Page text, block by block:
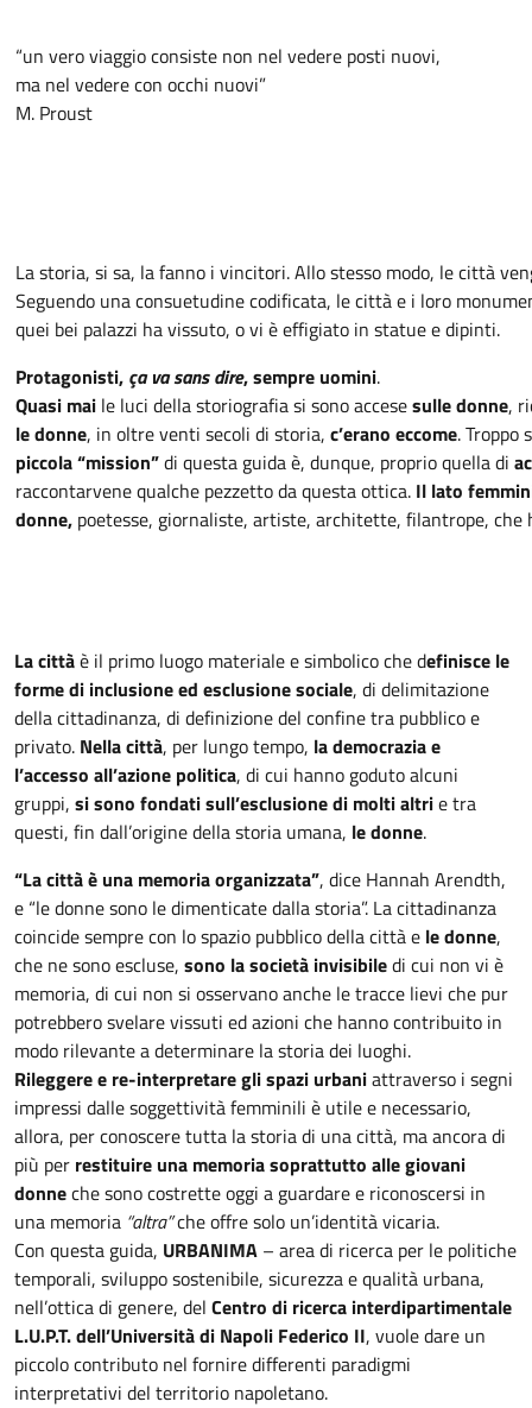
“un vero viaggio consiste non nel vedere posti nuovi,
ma nel vedere con occhi nuovi”
M. Proust
La storia, si sa, la fanno i vincitori. Allo stesso modo, le città
Seguendo una consuetudine codificata, le città e i loro
quei bei palazzi ha vissuto, o vi è effigiato in statue e dipinti.
Protagonisti, ça va sans dire, sempre uomini.
Quasi mai le luci della storiografia si sono accesesulle donne,
le donne, in oltre venti secoli di storia, c’erano eccome. Troppo
piccola “mission”di questa guida è, dunque, proprio quella di
raccontarvene qualche pezzetto da questa ottica. Il lato
donne, poetesse, giornaliste, artiste, architette, filantrope,
La cittàè il primo luogo materiale e simbolico che definisce le
forme di inclusione ed esclusione sociale, di delimitazione
della cittadinanza, di definizione del confine tra pubblico e
privato. Nella città, per lungo tempo, la democrazia e
l’accesso all’azione politica, di cui hanno goduto alcuni
gruppi, si sono fondati sull’esclusione di molti altrie tra
questi, fin dall’origine della storia umana, le donne.
“La città è una memoria organizzata”, dice Hannah Arendth,
e “le donne sono le dimenticate dalla storia”. La cittadinanza
coincide sempre con lo spazio pubblico della città e le donne,
che ne sono escluse, sono la società invisibiledi cui non vi è
memoria, di cui non si osservano anche le tracce lievi che pur
potrebbero svelare vissuti ed azioni che hanno contribuito in
modo rilevante a determinare la storia dei luoghi.
Rileggere e re-interpretare gli spazi urbaniattraverso i segni
impressi dalle soggettività femminili è utile e necessario,
allora, per conoscere tutta la storia di una città, ma ancora di
più per restituire una memoria soprattutto alle giovani
donneche sono costrette oggi a guardare e riconoscersi in
una memoria “altra”che offre solo un’identità vicaria.
Con questa guida, URBANIMA – area di ricerca per le politiche
temporali, sviluppo sostenibile, sicurezza e qualità urbana,
nell’ottica di genere, del Centro di ricerca interdipartimentale
L.U.P.T. dell’Università di Napoli Federico II, vuole dare un
piccolo contributo nel fornire differenti paradigmi
interpretativi del territorio napoletano.